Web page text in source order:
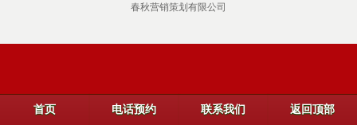
春秋营销策划有限公司
首页 电话预约 联系我们 返回顶部